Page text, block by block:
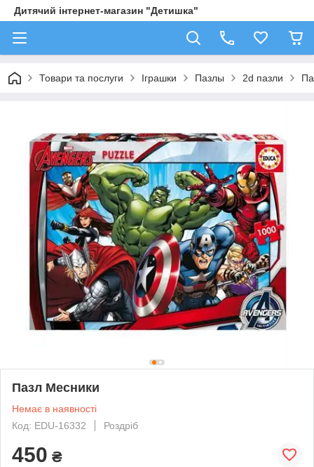
Дитячий інтернет-магазин "Детишка"
Товари та послуги Іграшки Пазлы 2d пазли
Пазл Месники
Немає в наявності
Код: EDU-16332
Роздріб
450 ₴